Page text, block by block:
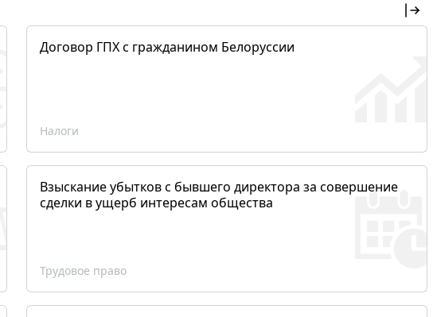
Договор ГПХ с гражданином Белоруссии
Налоги
Взыскание убытков с бывшего директора за совершение
сделки в ущерб интересам общества
Трудовое право